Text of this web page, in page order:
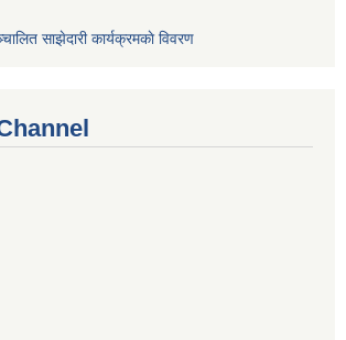
साझेदारी कार्यक्रमकाे विवरण